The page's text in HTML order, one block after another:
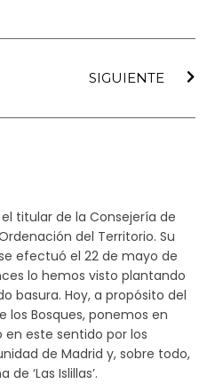
SIGUIENTE
titular de la Consejería de
del Territorio. Su
efectuó el 22 de mayo de
lo hemos visto plantando
basura. Hoy, a propósito del
los Bosques, ponemos en
este sentido por los
de Madrid y, sobre todo,
‘Las Islillas’.